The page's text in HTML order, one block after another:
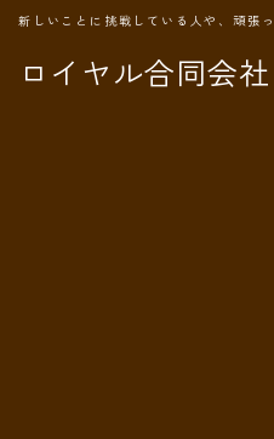
ロイヤル合同会社
新しいことに挑戦している人や、頑張
MENU